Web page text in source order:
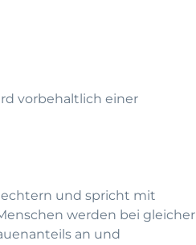
vorbehaltlich einer
und spricht mit
werden bei gleicher
an und